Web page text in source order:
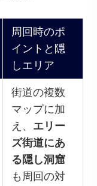
周回時のポ
イントと隠
しエリア
街道の複数
マップに加
え、 エリー
ズ街道にあ
る隠し洞窟
も周回の対